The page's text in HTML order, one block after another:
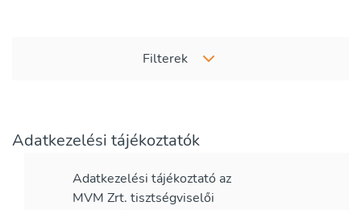
Filterek
Adatkezelési tájékoztatók
Adatkezelési tájékoztató az
MVM Zrt. tisztségviselői